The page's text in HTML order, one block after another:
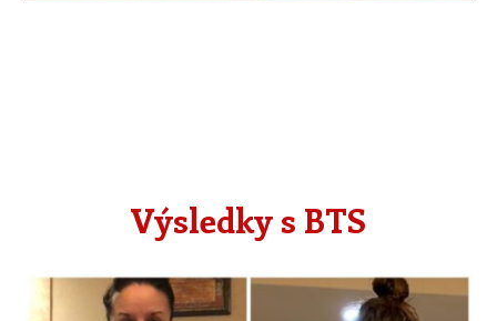
Výsledky s BTS